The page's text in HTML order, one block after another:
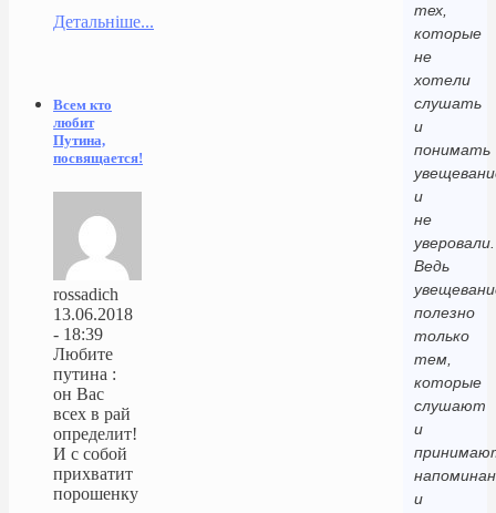
тех,
которые
не
хотели
слушать
и
понимать
и
не
уверовали.
Ведь
полезно
только
тем,
которые
слушают
и
и
Детальніше...
Всем кто
любит
Путина,
посвящается!
rossadich
13.06.2018
- 18:39
Любите
путина :
он Вас
всех в рай
определит!
И с собой
прихватит
порошенку